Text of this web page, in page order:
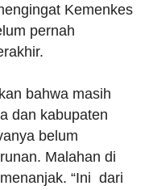
Kemenkes
pernah
bahwa masih
dan kabupaten
belum
Malahan di
“Ini dari